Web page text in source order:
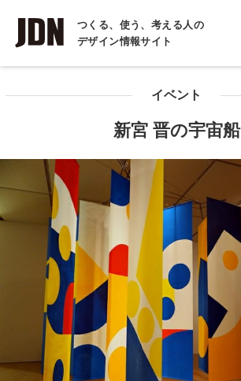
つくる、使う、考える人の
デザイン情報サイト
INTERVIEW
インタビュー
コラム
イベント
新宮 晋の宇宙船